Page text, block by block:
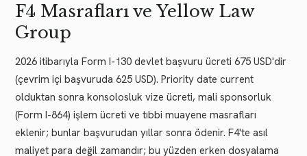
F4 Masrafları ve Yellow Law
Group
2026 itibarıyla Form I-130 devlet başvuru ücreti 675 USD'dir
(çevrim içi başvuruda 625 USD). Priority date current
olduktan sonra konsolosluk vize ücreti, mali sponsorluk
(Form I-864) işlem ücreti ve tıbbi muayene masrafları
eklenir; bunlar başvurudan yıllar sonra ödenir. F4'te asıl
maliyet para değil zamandır; bu yüzden erken dosyalama